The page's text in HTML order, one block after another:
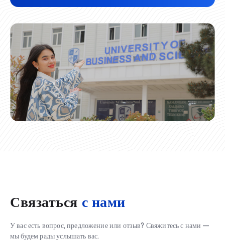
Связаться с нами
У вас есть вопрос, предложение или отзыв? Свяжитесь с нами —
мы будем рады услышать вас.